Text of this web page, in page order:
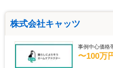
株式会社キャッツ
事例中心価格
〜100万